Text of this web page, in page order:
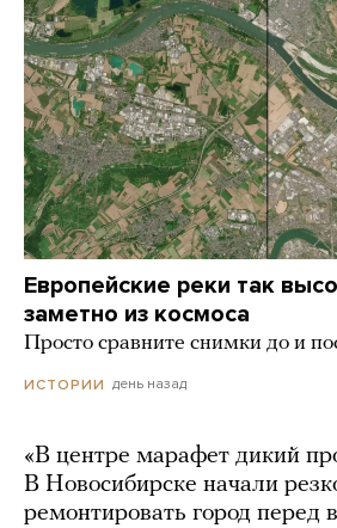
Европейские реки так
заметно из космоса
Просто сравните снимки до и
ИСТОРИИ день назад
«В центре марафет дикий
В Новосибирске начали
ремонтировать город